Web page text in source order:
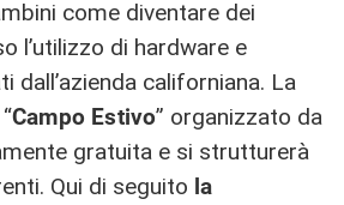
come diventare dei
l’utilizzo di hardware e
dall’azienda californiana. La
Campo Estivo” organizzato da
gratuita e si strutturerà
Qui di seguito la